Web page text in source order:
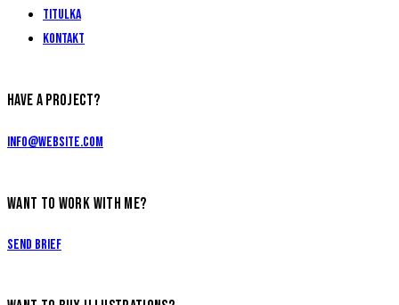
Titulka
Kontakt
HAVE A PROJECT?
info@website.com
WANT TO WORK WITH ME?
Send Brief